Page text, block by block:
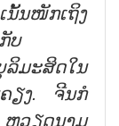
ນໜັກເຖິງ
ບ
ມະສິດໃນ
ຄຽງ. ຈີນກໍ
ຽດນາມ